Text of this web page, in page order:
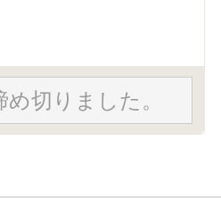
切りました。